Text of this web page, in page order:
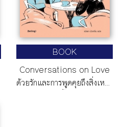
BOOK
Conversations on Love
ด้วยรักและการพูดคุยถึงสิ่งเหล่า